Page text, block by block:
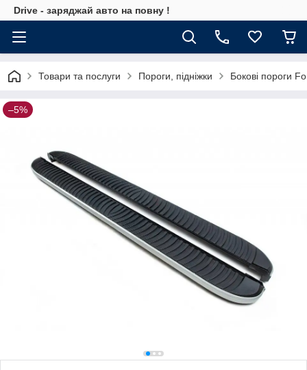
Drive - заряджай авто на повну !
Товари та послуги Пороги, підніжки Бокові пороги
–5%